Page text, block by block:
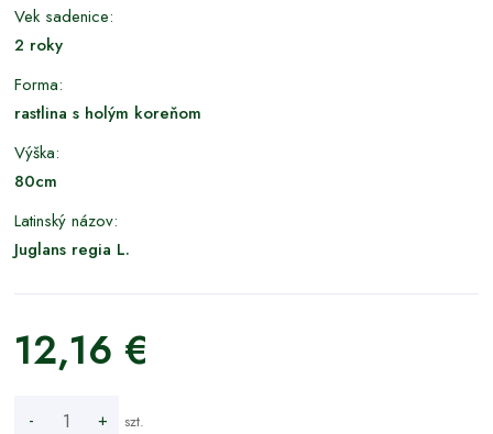
Vek sadenice:
2 roky
Forma:
rastlina s holým koreňom
Výška:
80cm
Latinský názov:
Juglans regia L.
12,16 €
- + szt.